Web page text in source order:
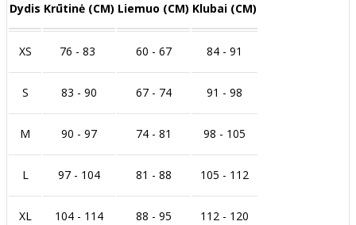
Dydis Krūtinė (CM) Liemuo (CM) Klubai (CM)
XS 76 - 83 60 - 67 84 - 91
S 83 - 90 67 - 74 91 - 98
M 90 - 97 74 - 81 98 - 105
L 97 - 104 81 - 88 105 - 112
XL 104 - 114 88 - 95 112 - 120